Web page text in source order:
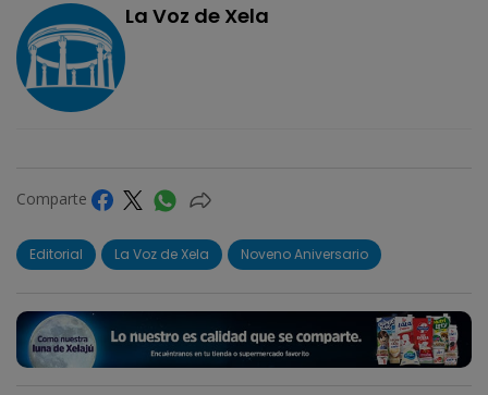
La Voz de Xela
Comparte
Editorial La Voz de Xela Noveno Aniversario